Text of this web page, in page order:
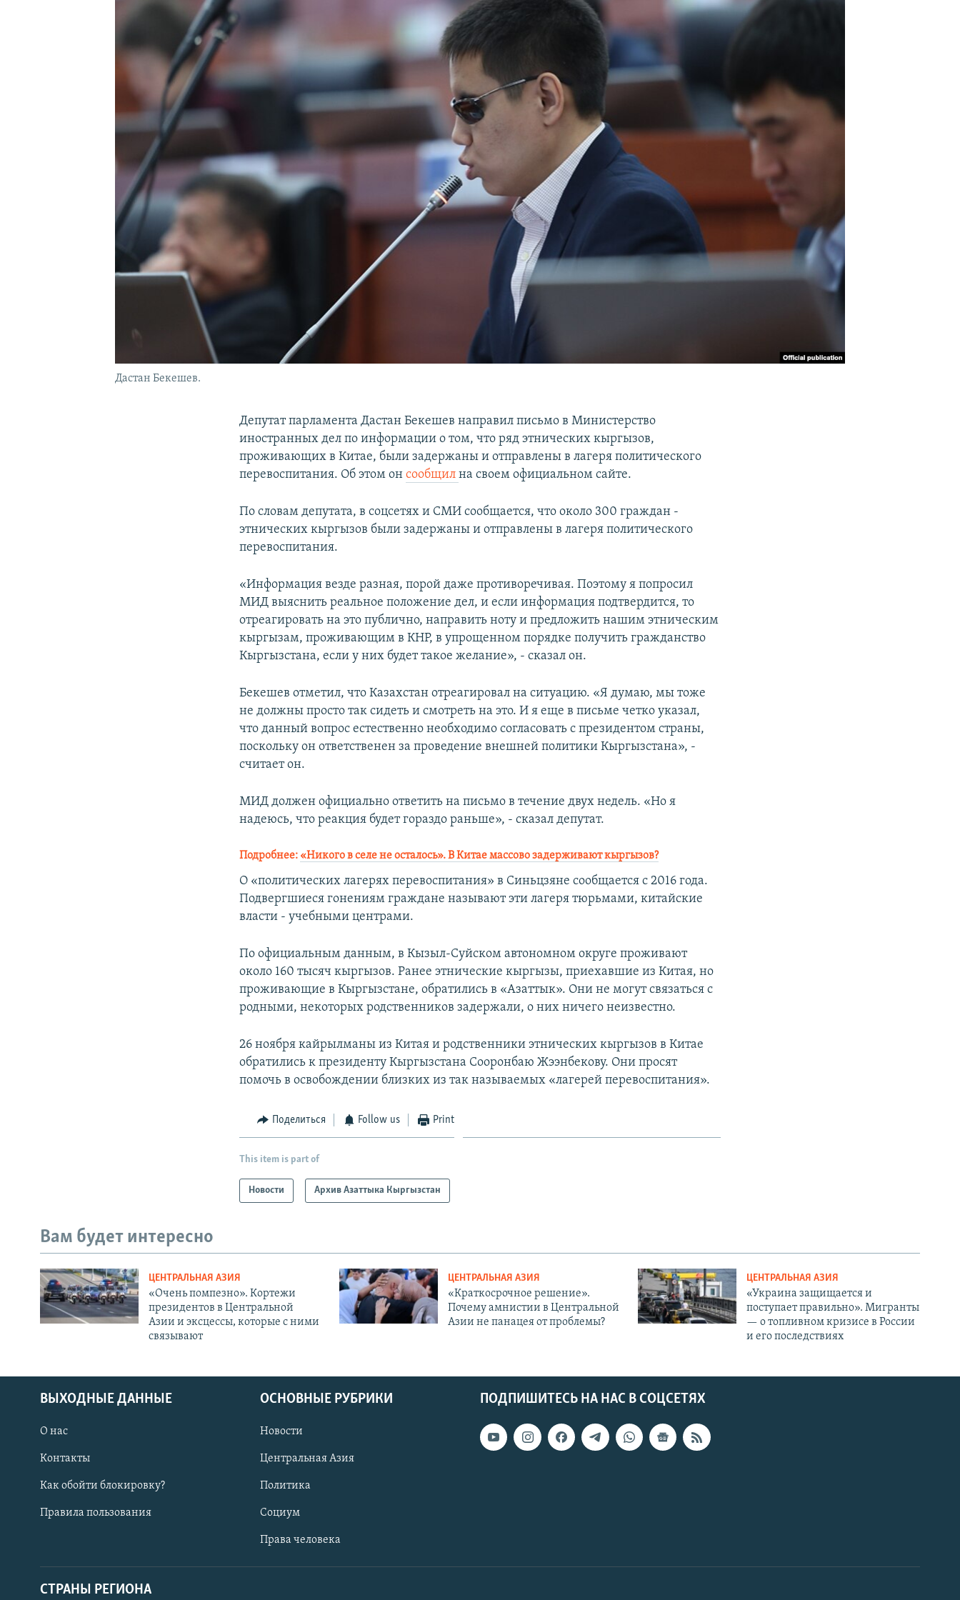
Дастан Бекешев.
Депутат парламента Дастан Бекешев направил письмо в Министерство
иностранных дел по информации о том, что ряд этнических кыргызов,
проживающих в Китае, были задержаны и отправлены в лагеря политического
перевоспитания. Об этом онсообщилна своем официальном сайте.
По словам депутата, в соцсетях и СМИ сообщается, что около 300 граждан -
этнических кыргызов были задержаны и отправлены в лагеря политического
перевоспитания.
«Информация везде разная, порой даже противоречивая. Поэтому я попросил
МИД выяснить реальное положение дел, и если информация подтвердится, то
отреагировать на это публично, направить ноту и предложить нашим этническим
кыргызам, проживающим в КНР, в упрощенном порядке получить гражданство
Кыргызстана, если у них будет такое желание», - сказал он.
Бекешев отметил, что Казахстан отреагировал на ситуацию. «Я думаю, мы тоже
не должны просто так сидеть и смотреть на это. И я еще в письме четко указал,
что данный вопрос естественно необходимо согласовать с президентом страны,
поскольку он ответственен за проведение внешней политики Кыргызстана», -
считает он.
МИД должен официально ответить на письмо в течение двух недель. «Но я
надеюсь, что реакция будет гораздо раньше», - сказал депутат.
Подробнее: «Никого в селе не осталось». В Китае массово задерживают кыргызов?
О «политических лагерях перевоспитания» в Синьцзяне сообщается с 2016 года.
Подвергшиеся гонениям граждане называют эти лагеря тюрьмами, китайские
власти - учебными центрами.
По официальным данным, в Кызыл-Суйском автономном округе проживают
около 160 тысяч кыргызов. Ранее этнические кыргызы, приехавшие из Китая, но
проживающие в Кыргызстане, обратились в «Азаттык». Они не могут связаться с
родными, некоторых родственников задержали, о них ничего неизвестно.
26 ноября кайрылманы из Китая и родственники этнических кыргызов в Китае
обратились к президенту Кыргызстана Сооронбаю Жээнбекову. Они просят
помочь в освобождении близких из так называемых «лагерей перевоспитания».
Поделиться Follow us Print
This item is part of
Новости Архив Азаттыка Кыргызстан
Вам будет интересно
ЦЕНТРАЛЬНАЯ АЗИЯ
«Очень помпезно». Кортежи
президентов в Центральной
Азии и эксцессы, которые с ними
связывают
ЦЕНТРАЛЬНАЯ АЗИЯ
«Краткосрочное решение».
Почему амнистии в Центральной
Азии не панацея от проблемы?
ЦЕНТРАЛЬНАЯ АЗИЯ
«Украина защищается и
поступает правильно». Мигранты
— о топливном кризисе в России
и его последствиях
ПОДПИШИТЕСЬ НА НАС В СОЦСЕТЯХ
ВЫХОДНЫЕ ДАННЫЕ
О нас
Контакты
Как обойти блокировку?
Правила пользования
ОСНОВНЫЕ РУБРИКИ
Новости
Центральная Азия
Политика
Социум
Права человека
СТРАНЫ РЕГИОНА